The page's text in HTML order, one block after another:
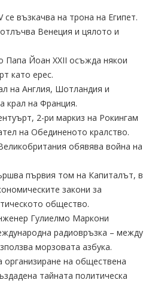
се възкачва на трона на Египет.
Венеция и цялото и
Папа Йоан XXII осъжда някои
като ерес.
на Англия, Шотландия и
крал на Франция.
2-ри маркиз на Рокингам
на Обединеното кралство.
обявява война на
първия том на Капиталът, в
закони за
общество.
Гулиелмо Маркони
радиовръзка – между
морзовата азбука.
организиране на обществена
тайната политическа